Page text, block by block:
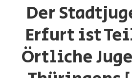
Der
Erfurt ist
Örtliche